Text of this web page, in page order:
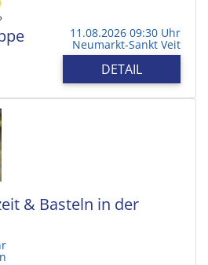
11.08.2026 09:30 Uhr
Neumarkt-Sankt Veit
DETAIL
& Basteln in der